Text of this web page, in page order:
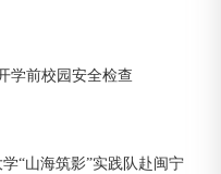
学前校园安全检查
“山海筑影”实践队赴闽宁